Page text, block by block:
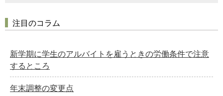
注目のコラム
新学期に学生のアルバイトを雇うときの労働条件で注意
するところ
年末調整の変更点